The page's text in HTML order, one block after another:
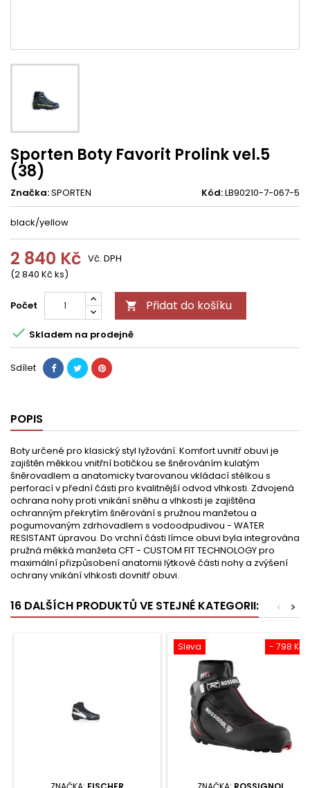
Sporten Boty Favorit Prolink vel.5
(38)
Značka:SPORTEN Kód:LB90210-7-067-5
black/yellow
2 840 Kč
(2 840 Kč ks)
Vč. DPH
Počet  Přidat do košíku
 Skladem na prodejně
Sdílet
POPIS
Boty určené pro klasický styl lyžování. Komfort uvnitř obuvi je
zajištěn měkkou vnitřní botičkou se šněrováním kulatým
šněrovadlem a anatomicky tvarovanou vkládací stélkou s
perforací v přední části pro kvalitnější odvod vlhkosti. Zdvojená
ochrana nohy proti vnikání sněhu a vlhkosti je zajištěna
ochranným překrytím šněrování s pružnou manžetou a
pogumovaným zdrhovadlem s vodoodpudivou - WATER
RESISTANT úpravou. Do vrchní části límce obuvi byla integrována
pružná měkká manžeta CFT - CUSTOM FIT TECHNOLOGY pro
maximální přizpůsobení anatomii lýtkové části nohy a zvýšení
ochrany vnikání vlhkosti dovnitř obuvi.
16 DALŠÍCH PRODUKTŮ VE STEJNÉ KATEGORII: >
<
- 798 Kč
Sleva